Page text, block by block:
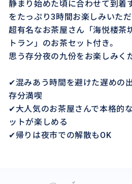
静まり始めた頃に合わせて到着
をたっぷり3時間お楽しみいただ
超有名なお茶屋さん「海悦楼茶
トラン」のお茶セット付き。
思う存分夜の九份をお楽しみく
✔混みあう時間を避けた遅めの
存分満喫
✔大人気のお茶屋さんで本格的
ットが楽しめる
✔帰りは夜市での解散もOK